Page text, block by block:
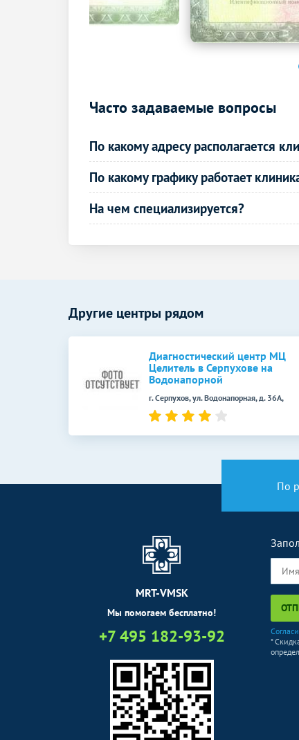
Часто задаваемые вопросы
По какому адресу располагается
По какому графику работает
На чем специализируется?
Другие центры рядом
Диагностический центр МЦ
Целитель в Серпухове на
Водонапорной
г. Серпухов, ул. Водонапорная, д. 36А,
По
MRT-VMSK
Мы помогаем бесплатно!
+7 495 182-93-92
*